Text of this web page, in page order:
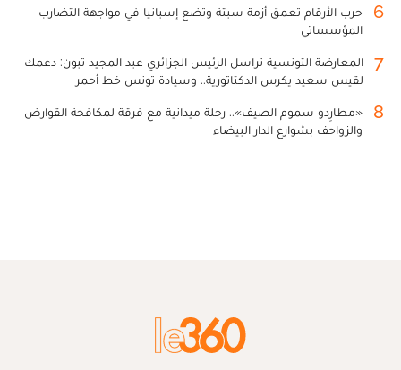
6
حرب الأرقام تعمق أزمة سبتة وتضع إسبانيا في مواجهة التضارب
المؤسساتي
7
المعارضة التونسية تراسل الرئيس الجزائري عبد المجيد تبون: دعمك
لقيس سعيد يكرس الدكتاتورية.. وسيادة تونس خط أحمر
8
«مطارِدو سموم الصيف».. رحلة ميدانية مع فرقة لمكافحة القوارض
والزواحف بشوارع الدار البيضاء